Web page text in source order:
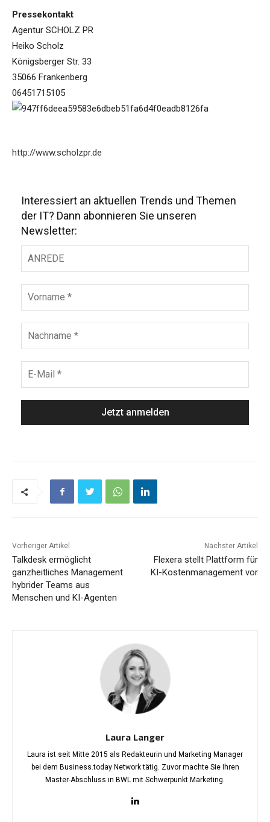
Pressekontakt
Agentur SCHOLZ PR
Heiko Scholz
Königsberger Str. 33
35066 Frankenberg
06451715105
http://www.scholzpr.de
Interessiert an aktuellen Trends und Themen
der IT? Dann abonnieren Sie unseren
Newsletter:
Vorheriger Artikel
Talkdesk ermöglicht
ganzheitliches Management
hybrider Teams aus
Menschen und KI-Agenten
Nächster Artikel
Flexera stellt Plattform für
KI-Kostenmanagement vor
Laura Langer
Laura ist seit Mitte 2015 als Redakteurin und Marketing Manager
bei dem Business.today Network tätig. Zuvor machte Sie Ihren
Master-Abschluss in BWL mit Schwerpunkt Marketing.